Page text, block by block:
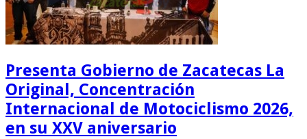
Presenta Gobierno de Zacatecas La
Original, Concentración
Internacional de Motociclismo 2026,
en su XXV aniversario